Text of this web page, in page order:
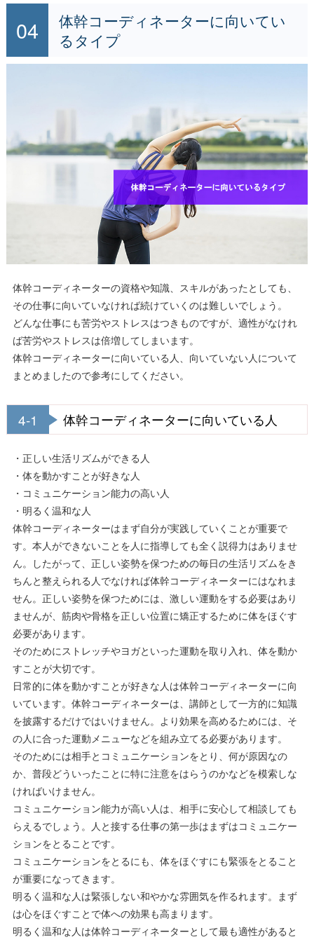
体幹コーディネーターに向いてい
るタイプ
体幹コーディネーターの資格や知識、スキルがあったとしても、
その仕事に向いていなければ続けていくのは難しいでしょう。
どんな仕事にも苦労やストレスはつきものですが、適性がなけれ
ば苦労やストレスは倍増してしまいます。
体幹コーディネーターに向いている人、向いていない人について
まとめましたので参考にしてください。
4-1 体幹コーディネーターに向いている人
・正しい生活リズムができる人
・体を動かすことが好きな人
・コミュニケーション能力の高い人
・明るく温和な人
体幹コーディネーターはまず自分が実践していくことが重要で
す。本人ができないことを人に指導しても全く説得力はありませ
ん。したがって、正しい姿勢を保つための毎日の生活リズムをき
ちんと整えられる人でなければ体幹コーディネーターにはなれま
せん。正しい姿勢を保つためには、激しい運動をする必要はあり
ませんが、筋肉や骨格を正しい位置に矯正するために体をほぐす
必要があります。
そのためにストレッチやヨガといった運動を取り入れ、体を動か
すことが大切です。
日常的に体を動かすことが好きな人は体幹コーディネーターに向
いています。体幹コーディネーターは、講師として一方的に知識
を披露するだけではいけません。より効果を高めるためには、そ
の人に合った運動メニューなどを組み立てる必要があります。
そのためには相手とコミュニケーションをとり、何が原因なの
か、普段どういったことに特に注意をはらうのかなどを模索しな
ければいけません。
コミュニケーション能力が高い人は、相手に安心して相談しても
らえるでしょう。人と接する仕事の第一歩はまずはコミュニケー
ションをとることです。
コミュニケーションをとるにも、体をほぐすにも緊張をとること
が重要になってきます。
明るく温和な人は緊張しない和やかな雰囲気を作るれます。まず
は心をほぐすことで体への効果も高まります。
明るく温和な人は体幹コーディネーターとして最も適性があると